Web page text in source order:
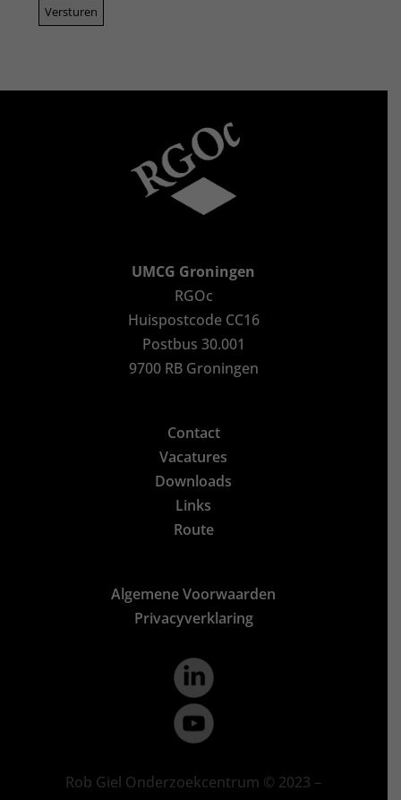
UMCG Groningen
RGOc
Huispostcode CC16
Postbus 30.001
9700 RB Groningen
Contact
Vacatures
Downloads
Links
Route
Algemene Voorwaarden
Privacyverklaring
Rob Giel Onderzoekcentrum © 2023 –